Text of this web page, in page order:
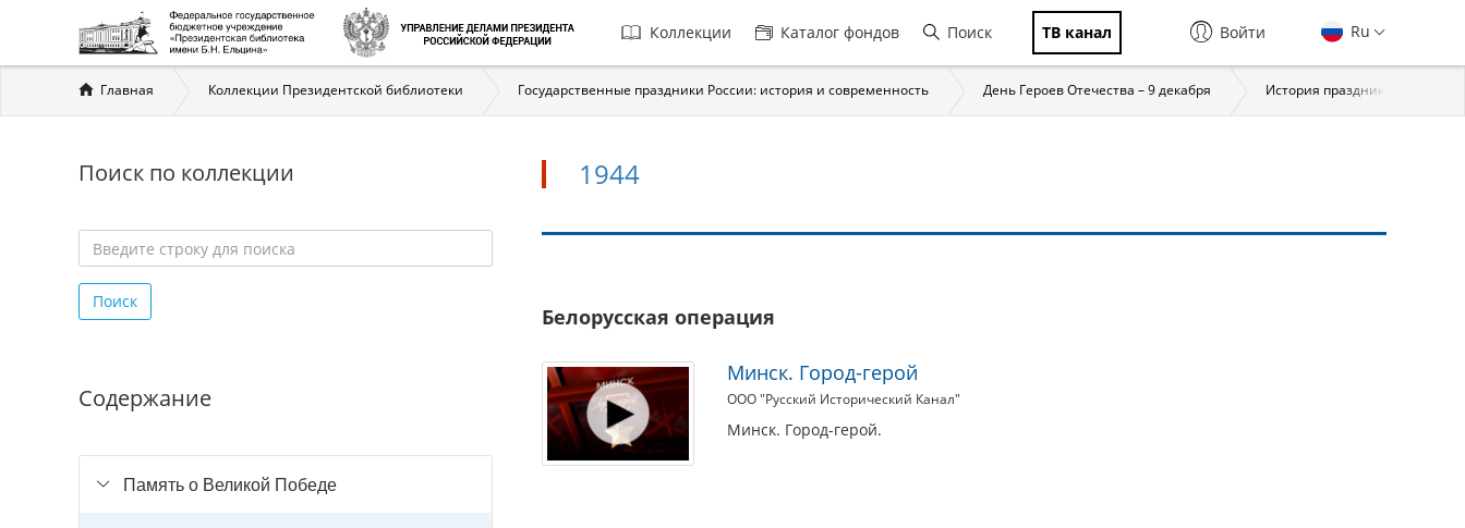
Главная
навигация
Коллекции Каталог фондов Поиск ТВ канал Ru
Войти
Вы
здесь
Главная Коллекции Президентской библиотеки Государственные праздники России: история и современность День Героев Отечества – 9 декабря История праздника
Поиск по коллекции
строку
для
Поиск
Содержание
Память о Великой Победе
1944
Белорусская операция
Минск. Город-герой
ООО "Русский Исторический Канал"
Минск. Город-герой.